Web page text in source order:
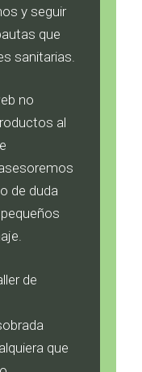
y seguir
que
sanitarias.
no
al
de duda
de
que